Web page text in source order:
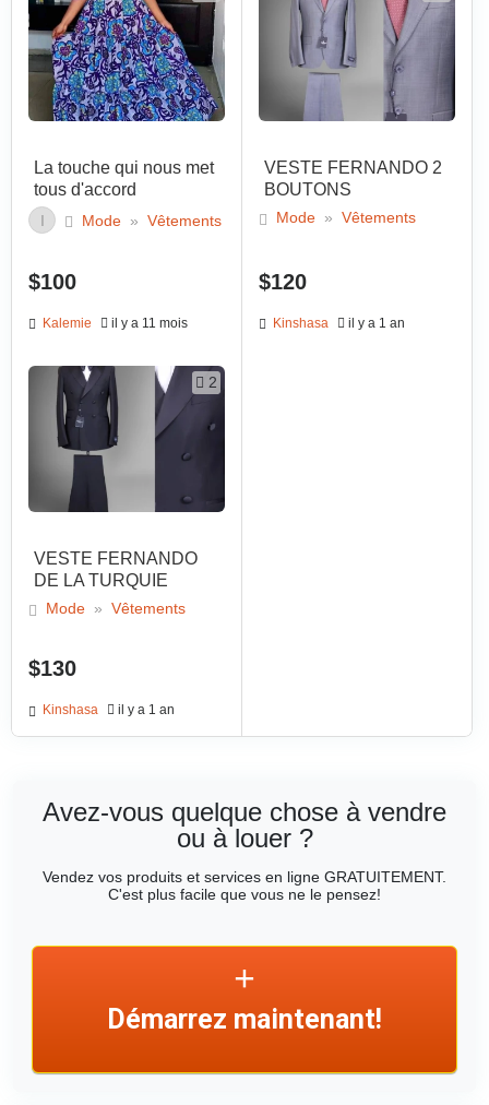
La touche qui nous met
tous d'accord
I Mode » Vêtements
$100
Kalemie il y a 11 mois
VESTE FERNANDO 2
BOUTONS
Mode » Vêtements
$120
Kinshasa il y a 1 an
2
VESTE FERNANDO
DE LA TURQUIE
Mode » Vêtements
$130
Kinshasa il y a 1 an
Avez-vous quelque chose à vendre
ou à louer ?
Vendez vos produits et services en ligne GRATUITEMENT.
C'est plus facile que vous ne le pensez!
Démarrez maintenant!